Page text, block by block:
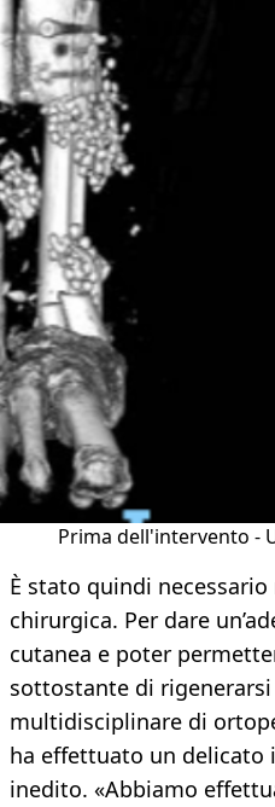
Prima dell'intervento -
È stato quindi
chirurgica. Per dare
cutanea e poter
sottostante di rigenerarsi
multidisciplinare di
ha effettuato un
inedito. «Abbiamo